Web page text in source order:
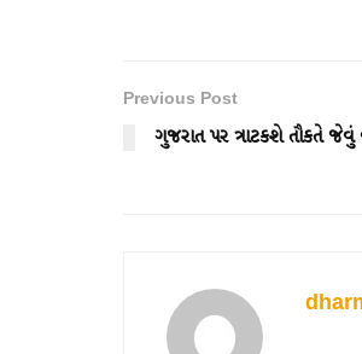
Previous Post
ગુજરાત પર ત્રાટકશે તૌકતે જેવું